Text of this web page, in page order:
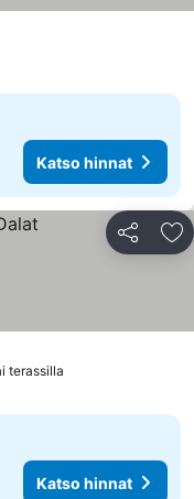
Katso hinnat
Jaa
terassilla
Katso hinnat